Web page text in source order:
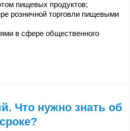
пищевых продуктов;
розничной торговли пищевыми
в сфере общественного
Что нужно знать об